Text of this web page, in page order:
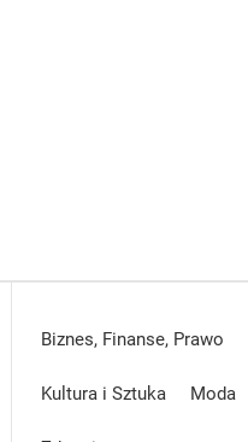
Biznes, Finanse, Prawo
Kultura i Sztuka Moda